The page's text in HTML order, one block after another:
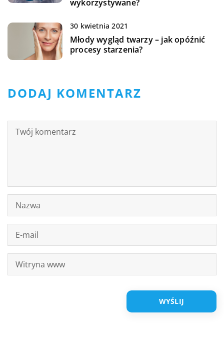
wykorzystywane?
30 kwietnia 2021
Młody wygląd twarzy – jak opóźnić
procesy starzenia?
DODAJ KOMENTARZ